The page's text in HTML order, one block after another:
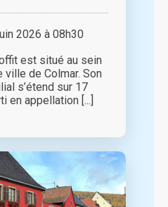
2026 à 08h30
est situé au sein
de Colmar. Son
s’étend sur 17
en appellation [...]